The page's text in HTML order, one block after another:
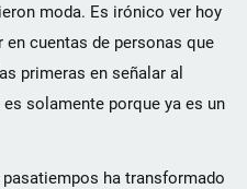
moda. Es irónico ver hoy
cuentas de personas que
primeras en señalar al
solamente porque ya es un
ha transformado